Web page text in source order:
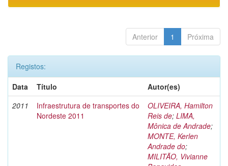
Anterior 1 Próxima
Registos:
Data
Título
Autor(es)
2011
Infraestrutura de transportes do
Nordeste 2011
OLIVEIRA, Hamilton
Reis de; LIMA,
Mônica de Andrade;
MONTE, Kerlen
Andrade do;
MILITÃO, Vivianne